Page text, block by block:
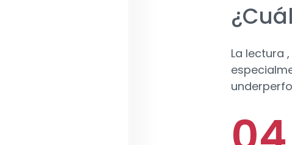
La lectura